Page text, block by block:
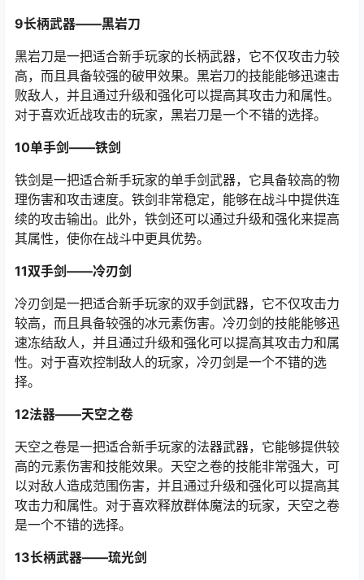
9长柄武器——黑岩刀
黑岩刀是一把适合新手玩家的长柄武器，它不仅攻击力较
高，而且具备较强的破甲效果。黑岩刀的技能能够迅速击
败敌人，并且通过升级和强化可以提高其攻击力和属性。
对于喜欢近战攻击的玩家，黑岩刀是一个不错的选择。
10单手剑——铁剑
铁剑是一把适合新手玩家的单手剑武器，它具备较高的物
理伤害和攻击速度。铁剑非常稳定，能够在战斗中提供连
续的攻击输出。此外，铁剑还可以通过升级和强化来提高
其属性，使你在战斗中更具优势。
11双手剑——冷刃剑
冷刃剑是一把适合新手玩家的双手剑武器，它不仅攻击力
较高，而且具备较强的冰元素伤害。冷刃剑的技能能够迅
速冻结敌人，并且通过升级和强化可以提高其攻击力和属
性。对于喜欢控制敌人的玩家，冷刃剑是一个不错的选
择。
12法器——天空之卷
天空之卷是一把适合新手玩家的法器武器，它能够提供较
高的元素伤害和技能效果。天空之卷的技能非常强大，可
以对敌人造成范围伤害，并且通过升级和强化可以提高其
攻击力和属性。对于喜欢释放群体魔法的玩家，天空之卷
是一个不错的选择。
13长柄武器——琉光剑